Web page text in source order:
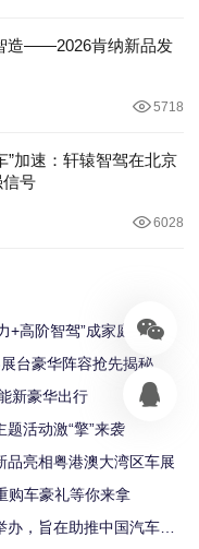
造——2026肯纳新品发
5718
”加速：轩辕智驾在北京
号
6028
+高阶智驾”成家庭首选
台豪华阵容抢先揭秘
新豪华出行
活动激“擎”来袭
品亮相粤港澳大湾区车展
购车豪礼等你来拿
，旨在助推中国汽车产